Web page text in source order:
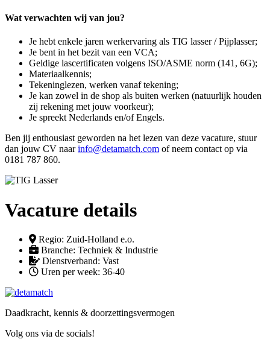
Wat verwachten wij van jou?
Je hebt enkele jaren werkervaring als TIG lasser / Pijplasser;
Je bent in het bezit van een VCA;
Geldige lascertificaten volgens ISO/ASME norm (141, 6G);
Materiaalkennis;
Tekeninglezen, werken vanaf tekening;
Je kan zowel in de shop als buiten werken (natuurlijk houden
zij rekening met jouw voorkeur);
Je spreekt Nederlands en/of Engels.
Ben jij enthousiast geworden na het lezen van deze vacature, stuur
dan jouw CV naarinfo@detamatch.com of neem contact op via
0181 787 860.
Vacature details
Regio: Zuid-Holland e.o.
Branche: Techniek & Industrie
Dienstverband: Vast
Uren per week: 36-40
Daadkracht, kennis & doorzettingsvermogen
Volg ons via de socials!